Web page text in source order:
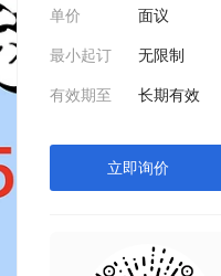
单价 面议
最小起订 无限制
有效期至 长期有效
立即询价